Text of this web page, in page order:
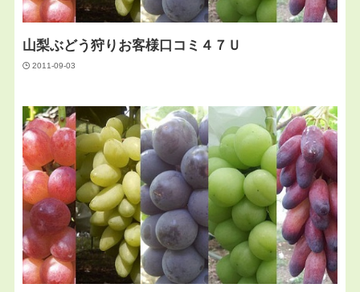
山梨ぶどう狩りお客様口コミ４７Ｕ
2011-09-03